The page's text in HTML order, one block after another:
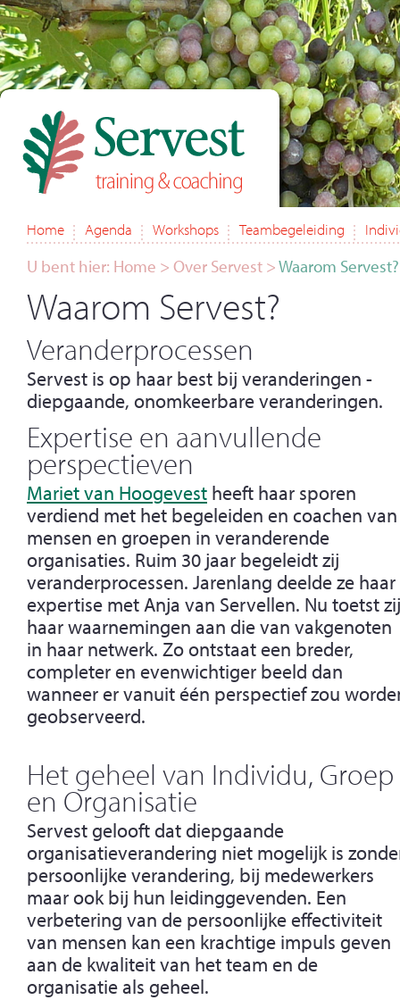
Home Agenda Workshops Teambegeleiding
U bent hier: Home > Over Servest >Waarom Servest?
Waarom Servest?
Veranderprocessen
Servest is op haar best bij veranderingen -
diepgaande, onomkeerbare veranderingen.
Expertise en aanvullende
perspectieven
Mariet van Hoogevest heeft haar sporen
verdiend met het begeleiden en coachen van
mensen en groepen in veranderende
organisaties. Ruim 30 jaar begeleidt zij
veranderprocessen. Jarenlang deelde ze haar
expertise met Anja van Servellen. Nu toetst zij
haar waarnemingen aan die van vakgenoten
in haar netwerk. Zo ontstaat een breder,
completer en evenwichtiger beeld dan
wanneer er vanuit één perspectief zou
geobserveerd.
Het geheel van Individu, Groep
en Organisatie
Servest gelooft dat diepgaande
organisatieverandering niet mogelijk is
persoonlijke verandering, bij medewerkers
maar ook bij hun leidinggevenden. Een
verbetering van de persoonlijke effectiviteit
van mensen kan een krachtige impuls geven
aan de kwaliteit van het team en de
organisatie als geheel.